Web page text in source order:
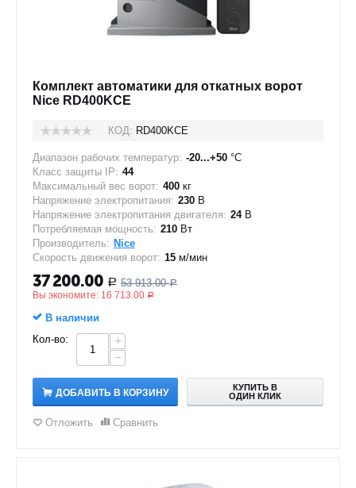
Комплект автоматики для откатных ворот
Nice RD400KCE
КОД: RD400KCE
Диапазон рабочих температур: -20...+50 °C
Класс защиты IP: 44
Максимальный вес ворот: 400 кг
Напряжение электропитания: 230 В
Напряжение электропитания двигателя: 24В
Потребляемая мощность: 210 Вт
Производитель: Nice
Скорость движения ворот: 15 м/мин
37 200.00 Р 53 913.00 Р
Вы экономите: 16 713.00 Р
В наличии
Кол-во:
+
−
ДОБАВИТЬ В КОРЗИНУ
КУПИТЬ В
ОДИН КЛИК
Отложить Сравнить